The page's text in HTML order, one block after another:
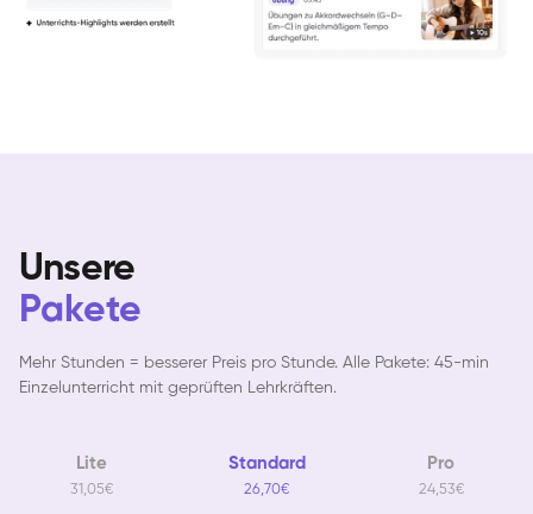
Unsere
Pakete
Mehr Stunden = besserer Preis pro Stunde. Alle Pakete: 45-min
Einzelunterricht mit geprüften Lehrkräften.
Lite
31,05€
Standard
26,70€
Pro
24,53€